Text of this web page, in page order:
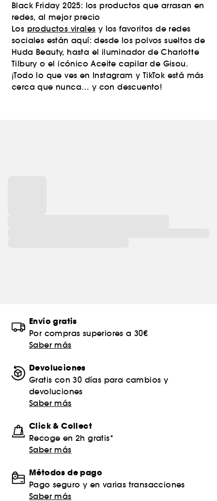
Black Friday 2025: los productos que arrasan en
redes, al mejor precio
Los productos virales y los favoritos de redes
sociales están aquí: desde los polvos sueltos de
Huda Beauty, hasta el iluminador de Charlotte
Tilbury o el icónico Aceite capilar de Gisou.
¡Todo lo que ves en Instagram y TikTok está más
cerca que nunca… y con descuento!
Envío gratis
Por compras superiores a 30€
Saber más
Devoluciones
Gratis con 30 días para cambios y
devoluciones
Saber más
Click & Collect
Recoge en 2h gratis*
Saber más
Métodos de pago
Pago seguro y en varias transacciones
Saber más